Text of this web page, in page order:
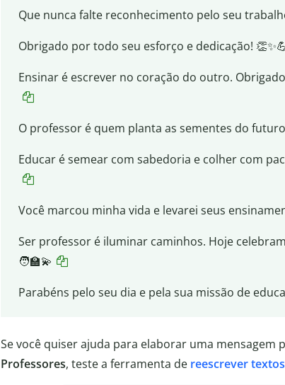
Que nunca falte reconhecimento pelo seu
Obrigado por todo seu esforço e dedicação!
Ensinar é escrever no coração do outro.
O professor é quem planta as sementes do
Educar é semear com sabedoria e colher com
Você marcou minha vida e levarei seus
Ser professor é iluminar caminhos. Hoje
🧑‍🏫💫
Parabéns pelo seu dia e pela sua missão de
Se você quiser ajuda para elaborar uma mensagem
Professores, teste a ferramenta de reescrever textos